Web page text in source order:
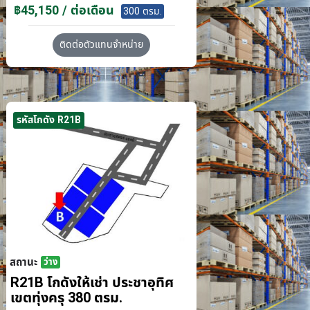
฿45,150 / ต่อเดือน 300 ตรม.
ติดต่อตัวแทนจำหน่าย
รหัสโกดัง R21B
สถานะ ว่าง
R21B โกดังให้เช่า ประชาอุทิศ
เขตทุ่งครุ 380 ตรม.